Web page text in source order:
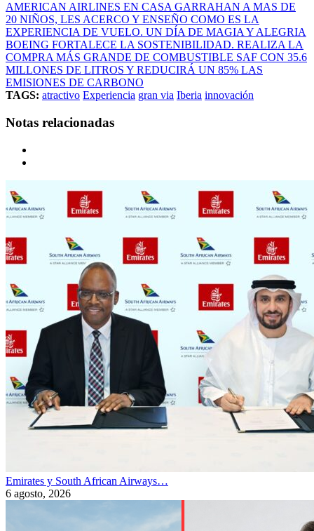
AMERICAN AIRLINES EN CASA GARRAHAN A MAS DE
20 NIÑOS, LES ACERCO Y ENSEÑO COMO ES LA
EXPERIENCIA DE VUELO. UN DÍA DE MAGIA Y ALEGRIA
BOEING FORTALECE LA SOSTENIBILIDAD. REALIZA LA
COMPRA MÁS GRANDE DE COMBUSTIBLE SAF CON 35.6
MILLONES DE LITROS Y REDUCIRÁ UN 85% LAS
EMISIONES DE CARBONO
TAGS: atractivo Experiencia gran via Iberia innovación
Notas relacionadas
Emirates y South African Airways…
6 agosto, 2026